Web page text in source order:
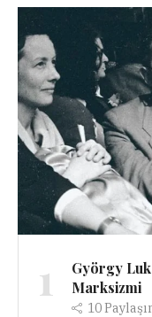
1
György
Marksizmi
10